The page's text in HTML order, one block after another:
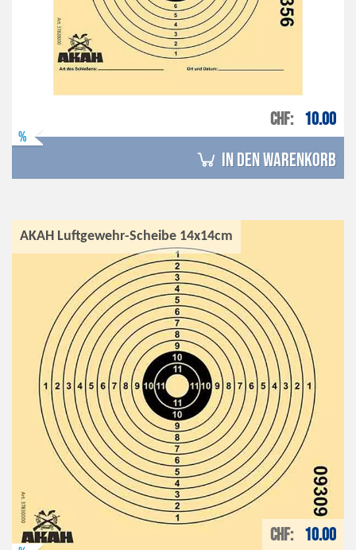
%
CHF 10.00
in den Warenkorb
AKAH Luftgewehr-Scheibe 14x14cm
CHF 10.00